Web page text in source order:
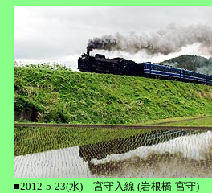
■2012-5-23(水) 宮守入線 (岩根橋-宮守)